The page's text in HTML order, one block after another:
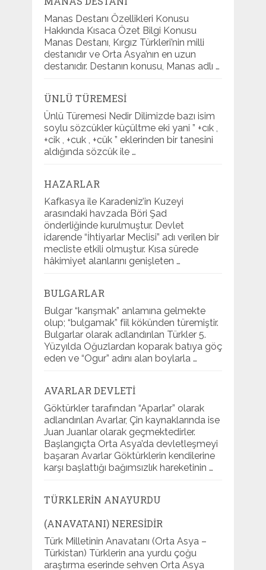
Manas Destanı Özellikleri Konusu
Hakkında Kısaca Özet Bilgi Konusu
Manas Destanı, Kırgız Türkleri’nin milli
destanıdır ve Orta Asya’nın en uzun
destanıdır. Destanın konusu, Manas adlı …
ÜNLÜ TÜREMESI
Ünlü Türemesi Nedir Dilimizde bazı isim
soylu sözcükler küçültme eki yani ” +cık ,
+cik , +cuk , +cük ” eklerinden bir tanesini
aldığında sözcük ile …
HAZARLAR
Kafkasya ile Karadeniz’in Kuzeyi
arasındaki havzada Böri Şad
önderliğinde kurulmuştur. Devlet
idarende “İhtiyarlar Meclisi” adı verilen bir
mecliste etkili olmuştur. Kısa sürede
hâkimiyet alanlarını genişleten …
BULGARLAR
Bulgar “karışmak” anlamına gelmekte
olup; “bulgamak” fiil kökünden türemiştir.
Bulgarlar olarak adlandırılan Türkler 5.
Yüzyılda Oğuzlardan koparak batıya göç
eden ve “Ogur” adını alan boylarla …
AVARLAR DEVLETI
Göktürkler tarafından “Aparlar” olarak
adlandırılan Avarlar, Çin kaynaklarında ise
Juan Juanlar olarak geçmektedirler.
Başlangıçta Orta Asya’da devletleşmeyi
başaran Avarlar Göktürklerin kendilerine
karşı başlattığı bağımsızlık hareketinin …
TÜRKLERIN ANAYURDU
(ANAVATANI) NERESIDIR
Türk Milletinin Anavatanı (Orta Asya –
Türkistan) Türklerin ana yurdu çoğu
araştırma eserinde sehven Orta Asya